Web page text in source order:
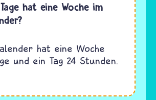
hat eine Woche im
hat eine Woche
und ein Tag 24 Stunden.